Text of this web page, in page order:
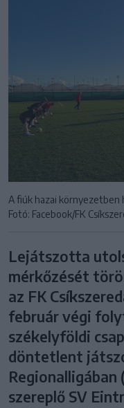
A fiúk hazai környezetben
Fotó: Facebook/FK
Lejátszotta
mérkőzését
az FK
február végi
székelyföldi
döntetlent
szereplő SV